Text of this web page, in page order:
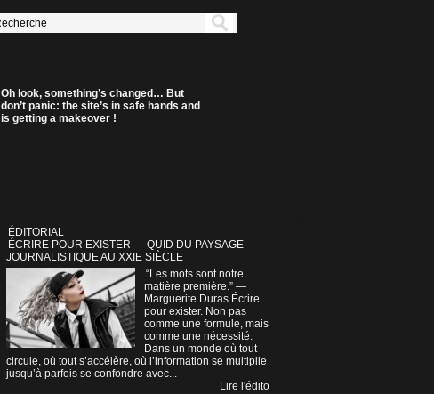
Oh look, something’s changed… But
don’t panic: the site’s in safe hands and
is getting a makeover !
ÉDITORIAL
ÉCRIRE POUR EXISTER — QUID DU PAYSAGE
JOURNALISTIQUE AU XXIE SIÈCLE
“Les mots sont notre
matière première.” —
Marguerite Duras Écrire
pour exister. Non pas
comme une formule, mais
comme une nécessité.
Dans un monde où tout
circule, où tout s’accélère, où l’information se multiplie
jusqu’à parfois se confondre avec...
Lire l'édito